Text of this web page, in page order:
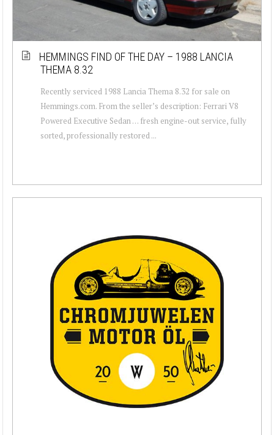
HEMMINGS FIND OF THE DAY – 1988 LANCIA
THEMA 8.32
Recently serviced 1988 Lancia Thema 8.32 for sale on
Hemmings.com. From the seller’s description: Ferrari V8
Powered Executive Sedan … fresh engine-out service, fully
sorted, professionally restored ...